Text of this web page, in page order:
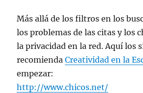
Más allá de los filtros en los
los problemas de las citas y los
la privacidad en la red. Aquí los
recomiendaCreatividad en la
empezar:
http://www.chicos.net/